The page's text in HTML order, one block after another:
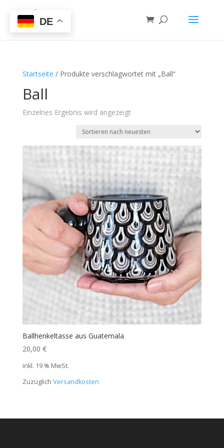
Startseite / Produkte verschlagwortet mit „Ball“
Ball
Einzelnes Ergebnis wird angezeigt
Ballhenkeltasse aus Guatemala
20,00 €
inkl. 19 % MwSt.
Zuzüglich Versandkosten
DE